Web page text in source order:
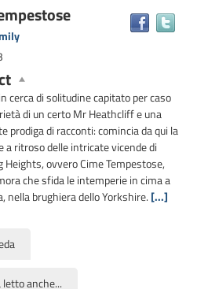
cerca di solitudine capitato per caso
di un certo Mr Heathcliff e una
prodiga di racconti: comincia da qui la
a ritroso delle intricate vicende di
Heights, ovvero Cime Tempestose,
che sfida le intemperie in cima a
nella brughiera dello Yorkshire. [...]
anche...